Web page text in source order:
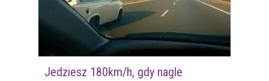
Jedziesz 180km/h, gdy nagle